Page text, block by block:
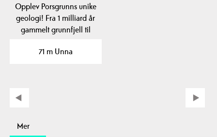
Opplev Porsgrunns unike
geologi! Fra 1 milliard år
gammelt grunnfjell til
71 m Unna
Mer